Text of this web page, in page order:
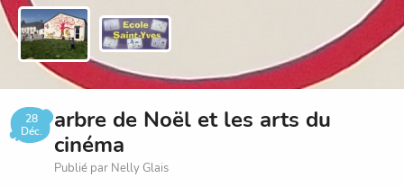
28
Déc.
arbre de Noël et les arts du
cinéma
Publié par Nelly Glais